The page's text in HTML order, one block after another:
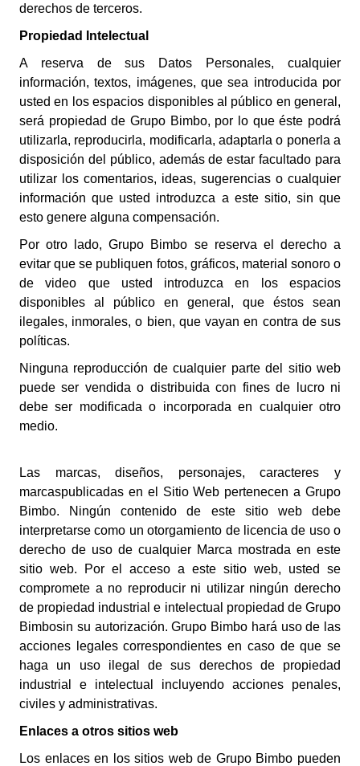
derechos de terceros.
Propiedad Intelectual
A reserva de sus Datos Personales, cualquier
información, textos, imágenes, que sea introducida por
usted en los espacios disponibles al público en general,
será propiedad de Grupo Bimbo, por lo que éste podrá
utilizarla, reproducirla, modificarla, adaptarla o ponerla a
disposición del público, además de estar facultado para
utilizar los comentarios, ideas, sugerencias o cualquier
información que usted introduzca a este sitio, sin que
esto genere alguna compensación.
Por otro lado,Grupo Bimbo se reserva el derecho a
evitar que se publiquen fotos, gráficos, material sonoro o
de video que usted introduzca en los espacios
disponibles al público en general, que éstos sean
ilegales, inmorales, o bien, que vayan en contra de sus
políticas.
Ninguna reproducción de cualquier parte del sitio web
puede ser vendida o distribuida con fines de lucro ni
debe ser modificada o incorporada en cualquier otro
medio.
Las marcas, diseños, personajes, caracteres y
marcaspublicadas en el Sitio Web pertenecen a Grupo
Bimbo. Ningún contenido de este sitio web debe
interpretarse como un otorgamiento de licencia de uso o
derecho de uso de cualquier Marca mostrada en este
sitio web.
Por el acceso a este sitio web, usted se
compromete a no reproducir ni utilizar ningún derecho
de propiedad industrial e intelectual propiedad de Grupo
Bimbosin su autorización.Grupo Bimbo hará uso de las
acciones legales correspondientes en caso de que se
haga un uso ilegal de sus derechos de propiedad
industrial e intelectual incluyendo acciones penales,
civiles y administrativas.
Enlaces a otros sitios web
Los enlaces en los sitios web de Grupo Bimbo pueden